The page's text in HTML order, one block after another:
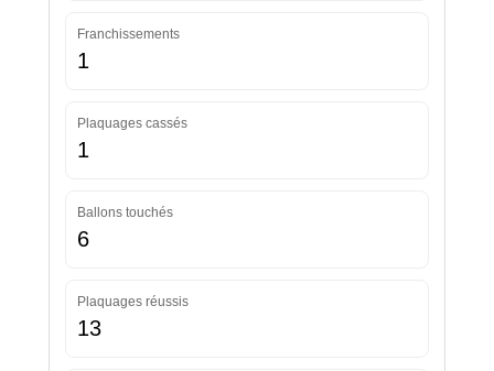
Franchissements
1
Plaquages cassés
1
Ballons touchés
6
Plaquages réussis
13